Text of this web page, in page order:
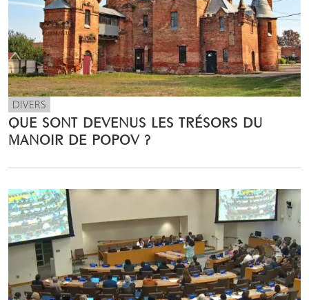
DIVERS
QUE SONT DEVENUS LES TRÉSORS DU
MANOIR DE POPOV ?